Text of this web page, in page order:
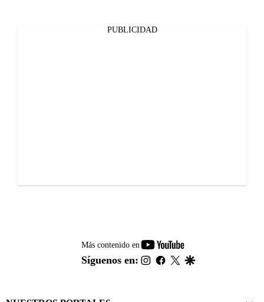
PUBLICIDAD
Más contenido en
youtube-
footer
Síguenos en: instagram
facebook
twitter